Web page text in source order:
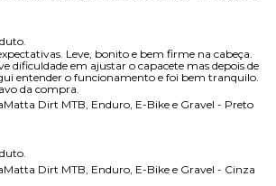
Leve, bonito e bem firme na cabeça.
dificuldade em ajustar o capacete mas depois de
entender o funcionamento e foi bem tranquilo.
da compra.
Dirt MTB, Enduro, E-Bike e Gravel - Preto
Dirt MTB, Enduro, E-Bike e Gravel - Cinza